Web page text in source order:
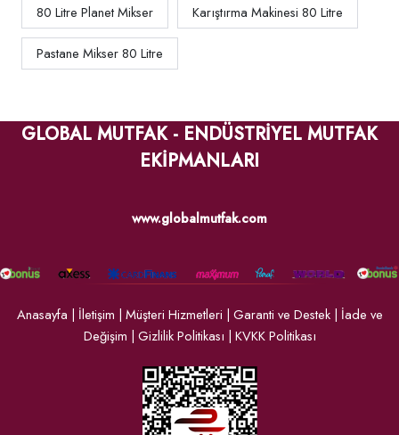
80 Litre Planet Mikser Karıştırma Makinesi 80 Litre
Pastane Mikser 80 Litre
GLOBAL MUTFAK - ENDÜSTRİYEL MUTFAK
EKİPMANLARI
www.globalmutfak.com
Anasayfa | İletişim | Müşteri Hizmetleri | Garanti ve Destek| İade ve
Değişim | Gizlilik Politikası | KVKK Politikası